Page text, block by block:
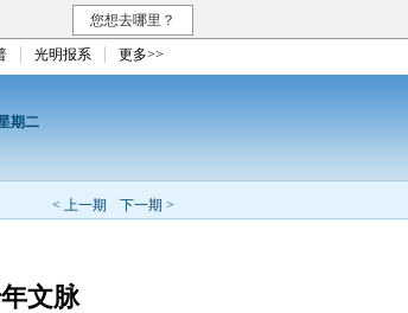
您想去哪里？
光明报系 更多>>
期二
< 上一期 下一期 >
文脉